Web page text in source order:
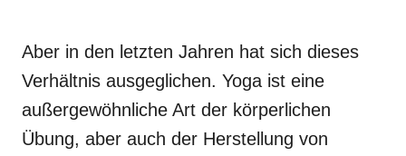
Aber in den letzten Jahren hat sich dieses
Verhältnis ausgeglichen. Yoga ist eine
außergewöhnliche Art der körperlichen
Übung, aber auch der Herstellung von